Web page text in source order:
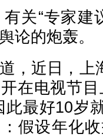
关“专家建
论的炮轰。
，近日，上
在电视节
此最好10岁
假设年化